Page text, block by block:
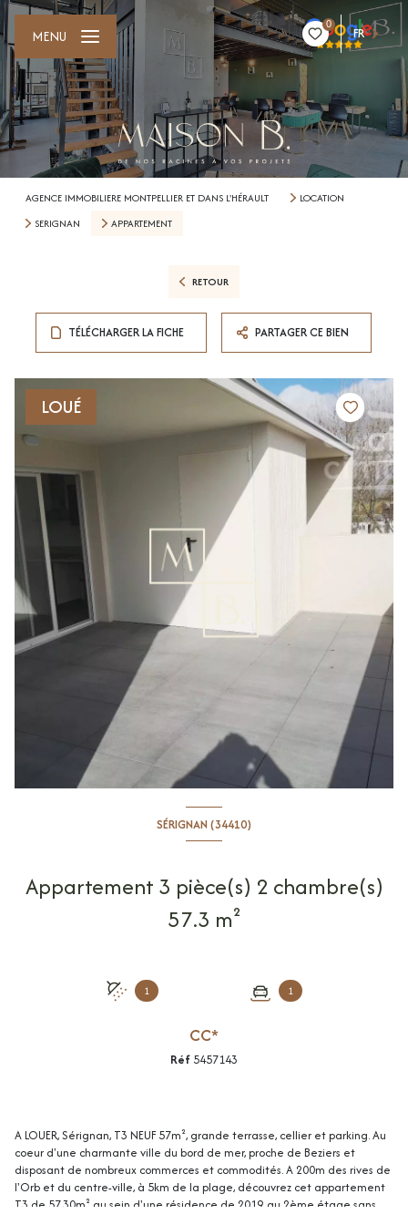
0
FR
MENU
AGENCE IMMOBILIERE MONTPELLIER ET DANS L'HÉRAULT
LOCATION
SERIGNAN
APPARTEMENT
RETOUR
TÉLÉCHARGER LA FICHE PARTAGER CE BIEN
LOUÉ
SÉRIGNAN (34410)
Appartement 3 pièce(s) 2 chambre(s)
57.3 m²
1 1
CC*
Réf 5457143
A LOUER, Sérignan, T3 NEUF 57m², grande terrasse, cellier et parking. Au
coeur d'une charmante ville du bord de mer, proche de Beziers et
disposant de nombreux commerces et commodités. A 200m des rives de
l'Orb et du centre-ville, à 5km de la plage, découvrez cet appartement
T3 de 57,30m² au sein d'une résidence de 2019, au 2ème étage sans